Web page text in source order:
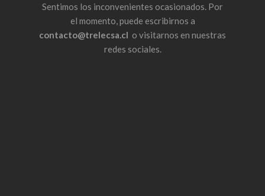
Sentimos los inconvenientes ocasionados. Por
el momento , puede escribirnos a
contacto@trelecsa.cl o visitarnos en nuestras
redes sociales